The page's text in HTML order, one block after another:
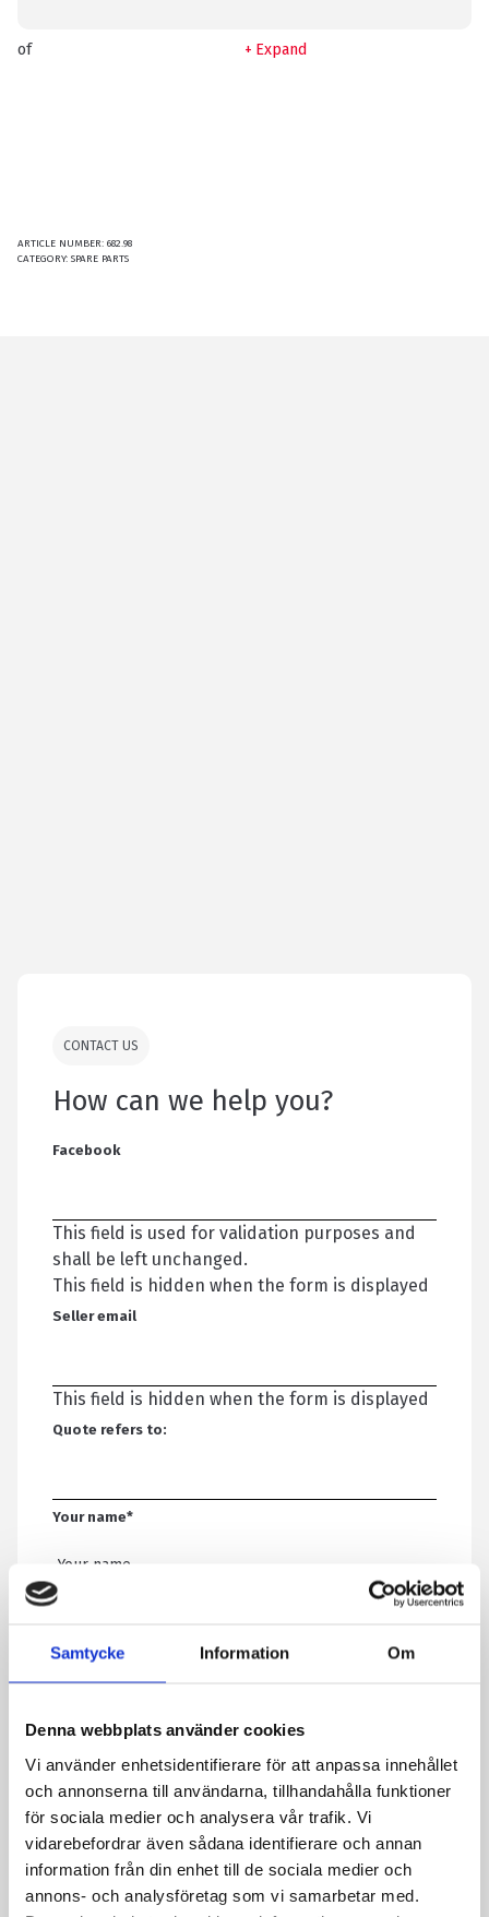
Samtycke Information Om
Denna webbplats använder cookies
Vi använder enhetsidentifierare för att anpassa innehållet
och annonserna till användarna, tillhandahålla funktioner
för sociala medier och analysera vår trafik. Vi
vidarebefordrar även sådana identifierare och annan
information från din enhet till de sociala medier och
annons- och analysföretag som vi samarbetar med.
of Expand
ARTICLE NUMBER: 682.98
CATEGORY: SPARE PARTS
CONTACT US
How can we help you?
Facebook
This field is used for validation purposes and
shall be left unchanged.
This field is hidden when the form is displayed
Seller email
This field is hidden when the form is displayed
Quote refers to:
Your name*
Email
By submitting the form, you agree that we save information
about you. Read more about how we process your personal data